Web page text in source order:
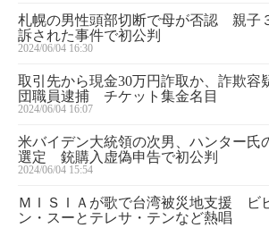
札幌の男性頭部切断で母が否認 親子
訴された事件で初公判
2024/06/04 16:30
取引先から現金30万円詐取か、詐欺容
団職員逮捕 チケット集金名目
2024/06/04 16:07
米バイデン大統領の次男、ハンター氏
選定 銃購入虚偽申告で初公判
2024/06/04 15:54
ＭＩＳＩＡが歌で台湾被災地支援 ビ
ン・スーとテレサ・テンなど熱唱